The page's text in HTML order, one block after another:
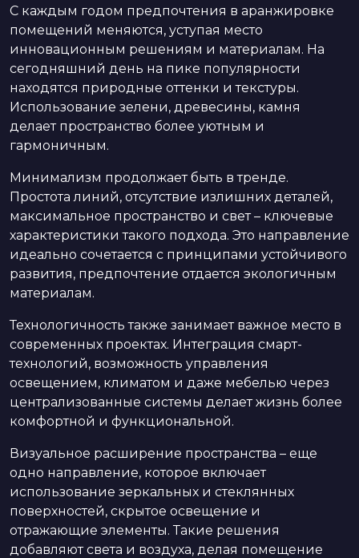
С каждым годом предпочтения в аранжировке
помещений меняются, уступая место
инновационным решениям и материалам. На
сегодняшний день на пике популярности
находятся природные оттенки и текстуры.
Использование зелени, древесины, камня
делает пространство более уютным и
гармоничным.
Минимализм продолжает быть в тренде.
Простота линий, отсутствие излишних деталей,
максимальное пространство и свет – ключевые
характеристики такого подхода. Это направление
идеально сочетается с принципами устойчивого
развития, предпочтение отдается экологичным
материалам.
Технологичность также занимает важное место в
современных проектах. Интеграция смарт-
технологий, возможность управления
освещением, климатом и даже мебелью через
централизованные системы делает жизнь более
комфортной и функциональной.
Визуальное расширение пространства – еще
одно направление, которое включает
использование зеркальных и стеклянных
поверхностей, скрытое освещение и
отражающие элементы. Такие решения
добавляют света и воздуха, делая помещение